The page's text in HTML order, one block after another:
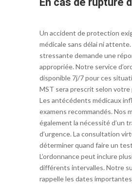
Un accident de protection
médicale sans délai ni
stressante demande une
appropriée. Notre service
disponible 7j/7 pour ces
MST sera prescrit selon
Les antécédents médicaux
examens recommandés. Nos
également la nécessité d’un
d’urgence. La consultation
déterminer quand faire un
L’ordonnance peut inclure
différents intervalles. Notre
rappelle les dates